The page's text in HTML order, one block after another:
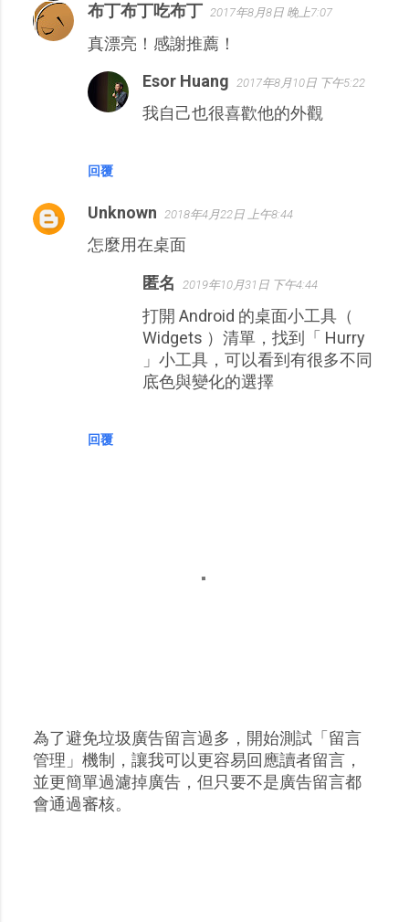
留
言
布丁布丁吃布丁 2017年8月8日 晚上7:07
真漂亮！感謝推薦！
回覆
Esor Huang 2017年8月10日 下午5:22
我自己也很喜歡他的外觀
Unknown 2018年4月22日 上午8:44
怎麼用在桌面
回覆
匿名 2019年10月31日 下午4:44
打開 Android 的桌面小工具（
Widgets ）清單，找到「 Hurry
」小工具，可以看到有很多不同
底色與變化的選擇
張
貼
留
為了避免垃圾廣告留言過多，開始測試「留言
管理」機制，讓我可以更容易回應讀者留言，
並更簡單過濾掉廣告，但只要不是廣告留言都
會通過審核。